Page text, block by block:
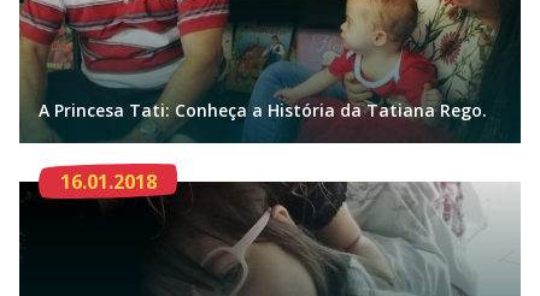
A Princesa Tati: Conheça a História da Tatiana Rego.
16.01.2018